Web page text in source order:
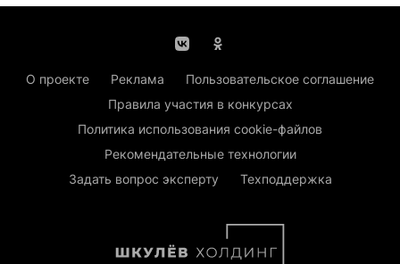
О проекте Реклама
Пользовательское соглашение
Правила участия в конкурсах
Политика использования cookie-файлов
Рекомендательные технологии
Задать вопрос эксперту
Техподдержка